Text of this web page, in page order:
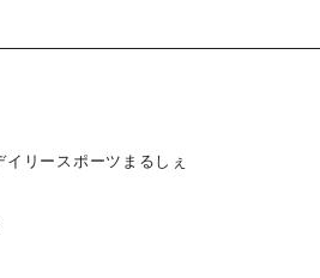
リースポーツまるしぇ